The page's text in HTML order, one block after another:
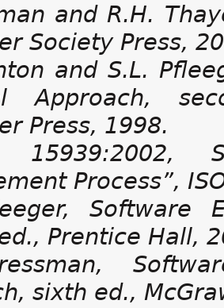
and R.H.
Society Press,
and S.L.
Approach,
Press, 1998.
15939:2002,
Process”,
Software
Prentice Hall,
sixth ed.,